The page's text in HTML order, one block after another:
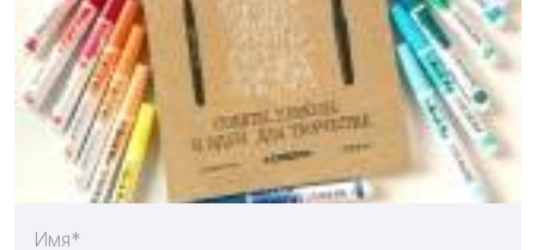
26 апреля 2018
Отправляйте свои работы